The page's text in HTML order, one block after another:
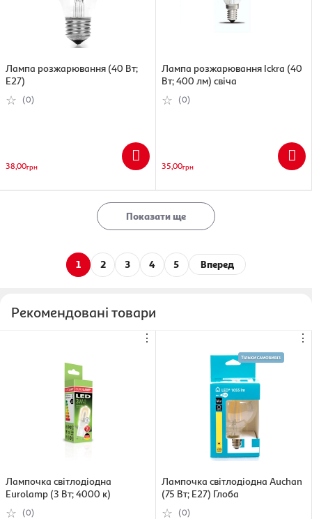
Лампа розжарювання (40 Вт;
E27)
(0)
38,00грн
Лампа розжарювання Ickra (40
Вт; 400 лм) свіча
(0)
35,00грн
Показати ще
1 2 3 4 5 Вперед
Рекомендовані товари
⋮
Лампочка світлодіодна
Eurolamp (3 Вт; 4000 к)
(0)
⋮
Лампочка світлодіодна Auchan
(75 Вт; E27) Глоба
(0)